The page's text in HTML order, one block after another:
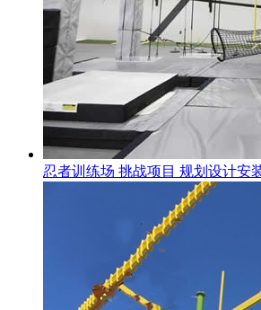
忍者训练场 挑战项目 规划设计安